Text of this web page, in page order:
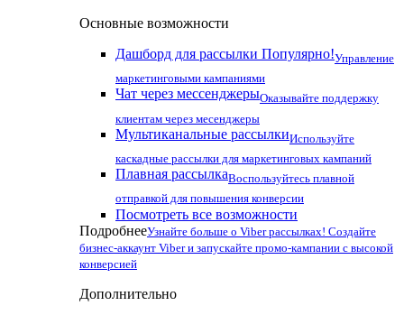
Основные возможности
Дашборд для рассылки Популярно!Управление
маркетинговыми кампаниями
Чат через мессенджерыОказывайте поддержку
клиентам через месенджеры
Мультиканальные рассылкиИспользуйте
каскадные рассылки для маркетинговых кампаний
Плавная рассылкаВоспользуйтесь плавной
отправкой для повышения конверсии
Посмотреть все возможности
ПодробнееУзнайте больше о Viber рассылках! Создайте
бизнес-аккаунт Viber и запускайте промо-кампании с высокой
конверсией
Дополнительно